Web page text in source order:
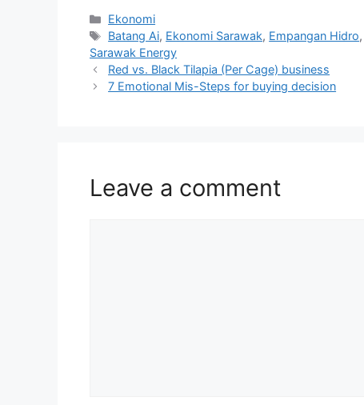
Categories
Ekonomi
Tags
Batang Ai, Ekonomi Sarawak, Empangan Hidro,
Sarawak Energy
Red vs. Black Tilapia (Per Cage) business
7 Emotional Mis-Steps for buying decision
Leave a comment